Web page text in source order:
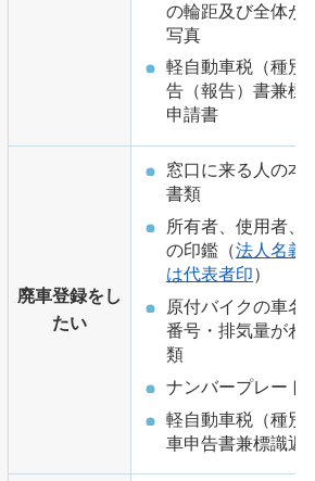
の輪距及び全体が
写真
軽自動車税（種別
告（報告）書兼標
申請書
廃車登録をし
たい
窓口に来る人の本
書類
所有者、使用者、
の印鑑（法人名義
は代表者印）
原付バイクの車名
番号・排気量がわ
類
ナンバープレート
軽自動車税（種別
車申告書兼標識返